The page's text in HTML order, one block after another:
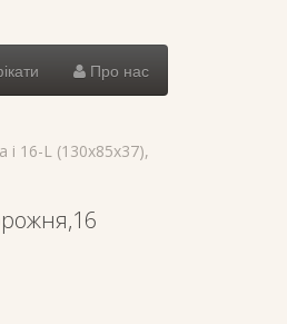
Про нас
i 16-L (130х85х37),